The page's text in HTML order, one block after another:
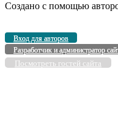
Создано с помощью
Вход для авторов
Разработчик и администратор
Посмотреть гостей сайта